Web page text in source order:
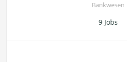
Bankwesen
9 Jobs